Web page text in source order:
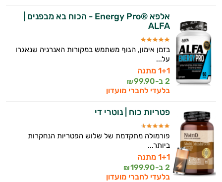
אלפא ®Energy Pro - הכוח בא מבפנים |
ALFA
בזמן אימון, הגוף משתמש במקורות האנרגיה שנאגרו
על...
1+1 מתנה
2 ב-
99.90
₪
בלעדי לחברי מועדון
פטריות כוח | נוטרי די
פורמולה מתקדמת של שלוש הפטריות הנחקרות
ביותר...
1+1 מתנה
2 ב-
199.90
₪
בלעדי לחברי מועדון